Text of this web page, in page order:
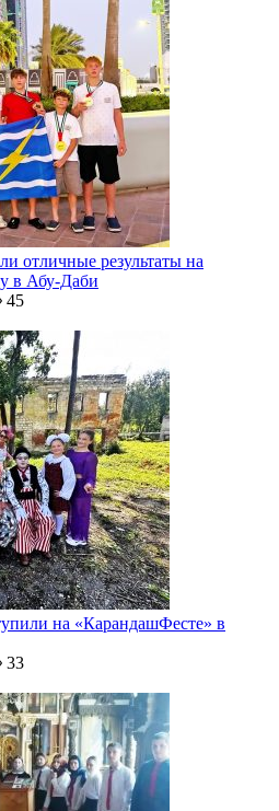
отличные результаты на
в Абу-Даби
45
на «КарандашФесте» в
33